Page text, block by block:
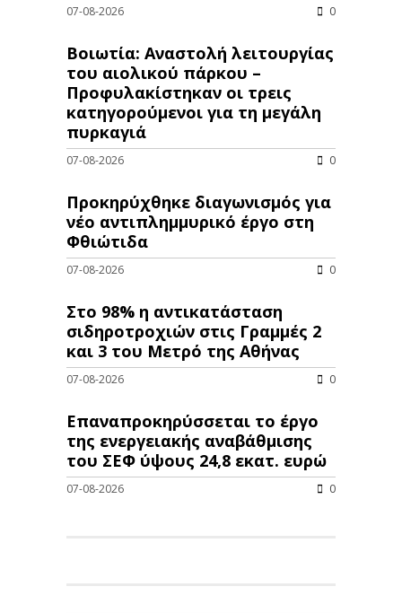
07-08-2026 0
Βοιωτία: Αναστολή λειτουργίας
του αιολικού πάρκου –
Προφυλακίστηκαν οι τρεις
κατηγορούμενοι για τη μεγάλη
πυρκαγιά
07-08-2026 0
Προκηρύχθηκε διαγωνισμός για
νέo αντιπλημμυρικό έργο στη
Φθιώτιδα
07-08-2026 0
Στο 98% η αντικατάσταση
σιδηροτροχιών στις Γραμμές 2
και 3 του Μετρό της Αθήνας
07-08-2026 0
Επαναπροκηρύσσεται το έργο
της ενεργειακής αναβάθμισης
του ΣΕΦ ύψους 24,8 εκατ. ευρώ
07-08-2026 0